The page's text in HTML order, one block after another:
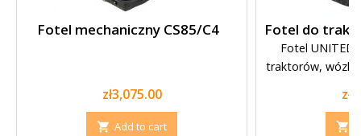
Fotel mechaniczny CS85/C4
Price
zł3,075.00
 Add to cart
Fotel do
Fotel
traktorów,
